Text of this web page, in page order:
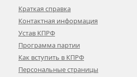
Краткая справка
Контактная информация
Устав КПРФ
Программа партии
Как вступить в КПРФ
Персональные страницы